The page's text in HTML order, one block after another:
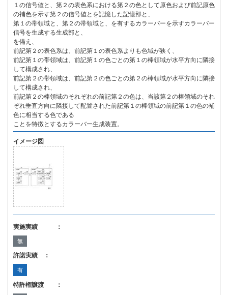
１の信号値と、第２の表色系における第２の色として原色および前記原色
の補色を示す第２の信号値とを記憶した記憶部と、
第１の帯領域と、第２の帯領域と、を有するカラーバーを示すカラーバー
信号を生成する生成部と、
を備え、
前記第２の表色系は、前記第１の表色系よりも色域が狭く、
前記第１の帯領域は、前記第１の色ごとの第１の棒領域が水平方向に隣接
して構成され、
前記第２の帯領域は、前記第２の色ごとの第２の棒領域が水平方向に隣接
して構成され、
前記第２の棒領域のそれぞれの前記第２の色は、当該第２の棒領域のそれ
ぞれ垂直方向に隣接して配置された前記第１の棒領域の前記第１の色の補
色に相当する色である
ことを特徴とするカラーバー生成装置。
イメージ図
実施実績 ：
無
許諾実績 ：
有
特許権譲渡 ：